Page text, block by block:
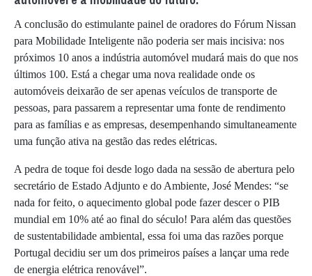
A conclusão do estimulante painel de oradores do Fórum Nissan
para Mobilidade Inteligente não poderia ser mais incisiva: nos
próximos 10 anos a indústria automóvel mudará mais do que nos
últimos 100. Está a chegar uma nova realidade onde os
automóveis deixarão de ser apenas veículos de transporte de
pessoas, para passarem a representar uma fonte de rendimento
para as famílias e as empresas, desempenhando simultaneamente
uma função ativa na gestão das redes elétricas.
A pedra de toque foi desde logo dada na sessão de abertura pelo
secretário de Estado Adjunto e do Ambiente, José Mendes: “se
nada for feito, o aquecimento global pode fazer descer o PIB
mundial em 10% até ao final do século! Para além das questões
de sustentabilidade ambiental, essa foi uma das razões porque
Portugal decidiu ser um dos primeiros países a lançar uma rede
de energia elétrica renovável”.